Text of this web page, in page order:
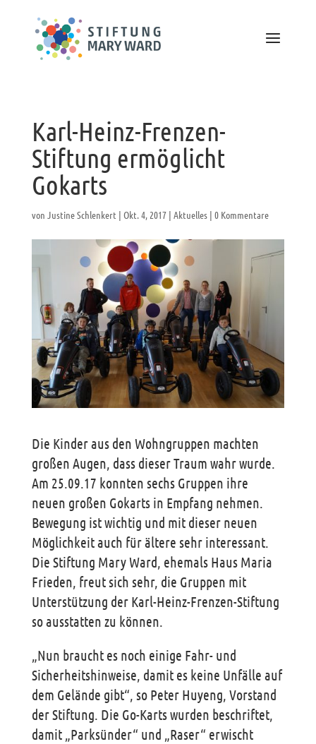
Karl-Heinz-Frenzen-
Stiftung ermöglicht
Gokarts
von Justine Schlenkert | Okt. 4, 2017| Aktuelles| 0 Kommentare
Die Kinder aus den Wohngruppen machten
großen Augen, dass dieser Traum wahr wurde.
Am 25.09.17 konnten sechs Gruppen ihre
neuen großen Gokarts in Empfang nehmen.
Bewegung ist wichtig und mit dieser neuen
Möglichkeit auch für ältere sehr interessant.
Die Stiftung Mary Ward, ehemals Haus Maria
Frieden, freut sich sehr, die Gruppen mit
Unterstützung der Karl-Heinz-Frenzen-Stiftung
so ausstatten zu können.
„Nun braucht es noch einige Fahr- und
Sicherheitshinweise, damit es keine Unfälle auf
dem Gelände gibt“, so Peter Huyeng, Vorstand
der Stiftung. Die Go-Karts wurden beschriftet,
damit „Parksünder“ und „Raser“ erwischt